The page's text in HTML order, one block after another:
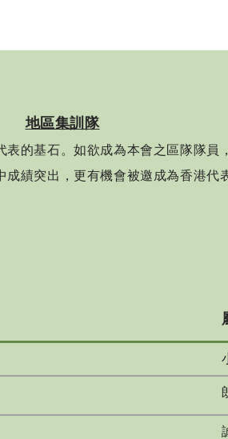
地區集訓隊
的基石。如欲成為本會之區隊隊
績突出，更有機會被邀成為香港代